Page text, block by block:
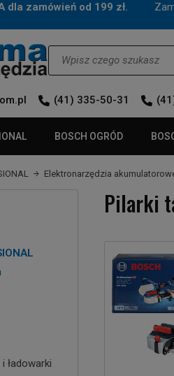
dla zamówień od 199 zł.
(41) 335-50-31
BOSCH OGRÓD
Elektronarzędzia
Pilarki
ładowarki